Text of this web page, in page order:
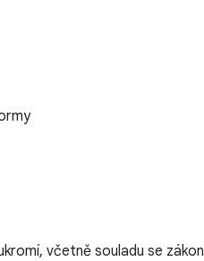
včetně souladu se